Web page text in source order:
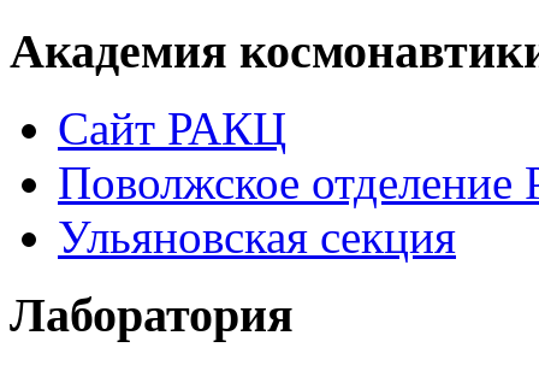
Академия
Сайт РАКЦ
Поволжское
Ульяновская секция
Лаборатория